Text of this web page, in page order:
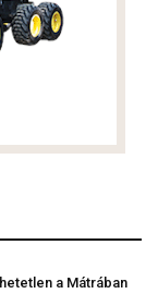
a Mátrában